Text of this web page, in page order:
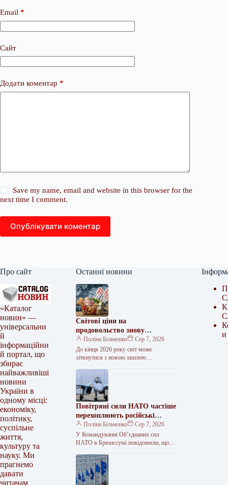
Email *
Сайт
Додати коментар *
Save my name, email and website in this browser for the
next time I comment.
Опублікувати коментар
Про сайт
«Каталог
новин» —
універсальни
й
інформаційни
й портал, що
збирає
найважливіші
новини
України в
одному місці:
економіку,
політику,
суспільне
життя,
культуру та
науку. Ми
прагнемо
давати
читачам
Останні новини
Світові ціни на
продовольство знову
потягнуться вгору – FAO
Поліна Більченко
Сер 7, 2026
До кінця 2026 року світ може
зіткнутися з новою хвилею
Повітряні сили НАТО частіше
перехоплюють російські
літаки
Поліна Більченко
Сер 7, 2026
У Командуванні Об’єднаних сил
НАТО в Брюнссумі повідомили, що
Альянсу для перехоплення російських
військових літаків біля східного…
и